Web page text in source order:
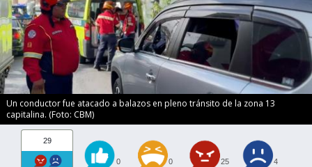
Un conductor fue atacado a balazos en pleno tránsito de la zona 13
capitalina. (Foto: CBM)
29
0 0 25 4